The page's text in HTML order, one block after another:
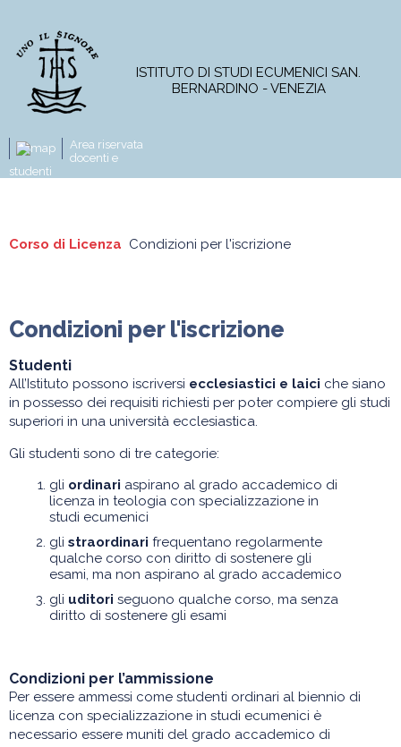
ISTITUTO DI STUDI ECUMENICI SAN.
BERNARDINO - VENEZIA
Area riservata
docenti e
studenti
L'Istituto Corso di Licenza
Programmi A.A. 2026-2027
Materiale informativo
Master
News e attività
Corso di Licenza Condizioni per l'iscrizione
Condizioni per l'iscrizione
Studenti
All’Istituto possono iscriversi ecclesiastici e laici che siano
in possesso dei requisiti richiesti per poter compiere gli studi
superiori in una università ecclesiastica.
Gli studenti sono di tre categorie:
gli ordinari aspirano al grado accademico di
licenza in teologia con specializzazione in
studi ecumenici
gli straordinari frequentano regolarmente
qualche corso con diritto di sostenere gli
esami, ma non aspirano al grado accademico
gli uditori seguono qualche corso, ma senza
diritto di sostenere gli esami
Condizioni per l’ammissione
Per essere ammessi come studenti ordinari al biennio di
licenza con specializzazione in studi ecumenici è
necessario essere muniti del grado accademico di